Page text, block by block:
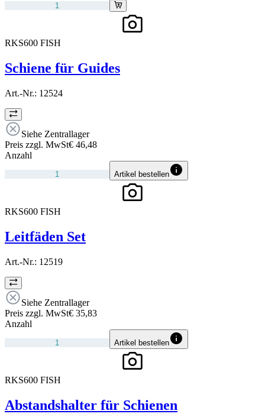
RKS600 FISH
Schiene für Guides
Art.-Nr.: 12524
Siehe Zentrallager
Preis zzgl. MwSt€ 46,48
Anzahl
Artikel bestellen
RKS600 FISH
Leitfäden Set
Art.-Nr.: 12519
Siehe Zentrallager
Preis zzgl. MwSt€ 35,83
Anzahl
Artikel bestellen
RKS600 FISH
Abstandshalter für Schienen